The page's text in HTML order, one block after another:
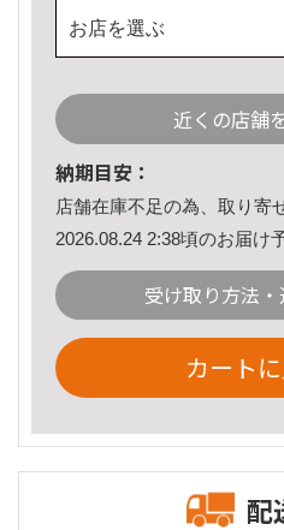
お店を選ぶ
近くの店舗
納期目安：
店舗在庫不足の為、取り寄
2026.08.24 2:38頃のお届け
受け取り方法
カート
配